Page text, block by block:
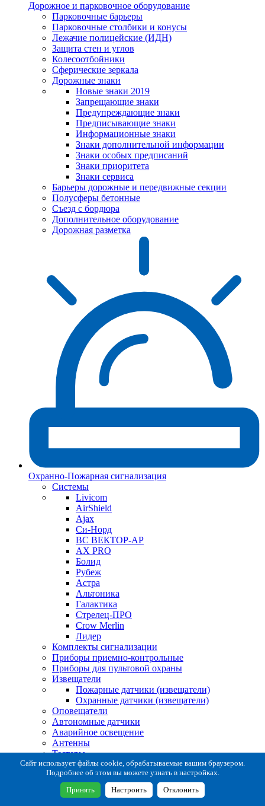
Дорожное и парковочное оборудование
Парковочные барьеры
Парковочные столбики и конусы
Лежачие полицейские (ИДН)
Защита стен и углов
Колесоотбойники
Сферические зеркала
Дорожные знаки
Новые знаки 2019
Запрещающие знаки
Предупреждающие знаки
Предписывающие знаки
Информационные знаки
Знаки дополнительной информации
Знаки особых предписаний
Знаки приоритета
Знаки сервиса
Барьеры дорожные и передвижные секции
Полусферы бетонные
Съезд с бордюра
Дополнительное оборудование
Дорожная разметка
Охранно-Пожарная сигнализация
Системы
Livicom
AirShield
Ajax
Си-Норд
ВС ВЕКТОР-АР
AX PRO
Болид
Рубеж
Астра
Альтоника
Галактика
Стрелец-ПРО
Crow Merlin
Лидер
Комплекты сигнализации
Приборы приемно-контрольные
Приборы для пультовой охраны
Извещатели
Пожарные датчики (извещатели)
Охранные датчики (извещатели)
Оповещатели
Автономные датчики
Аварийное освещение
Антенны
Тестеры
Система сбора извещений
Расходные и монтажные материалы
Коробки коммутационные
Кронштейны для извещателей
Сайт использует файлы cookie, обрабатываемые вашим браузером.
Подробнее об этом вы можете узнать в настройках.
Принять Настроить Отклонить